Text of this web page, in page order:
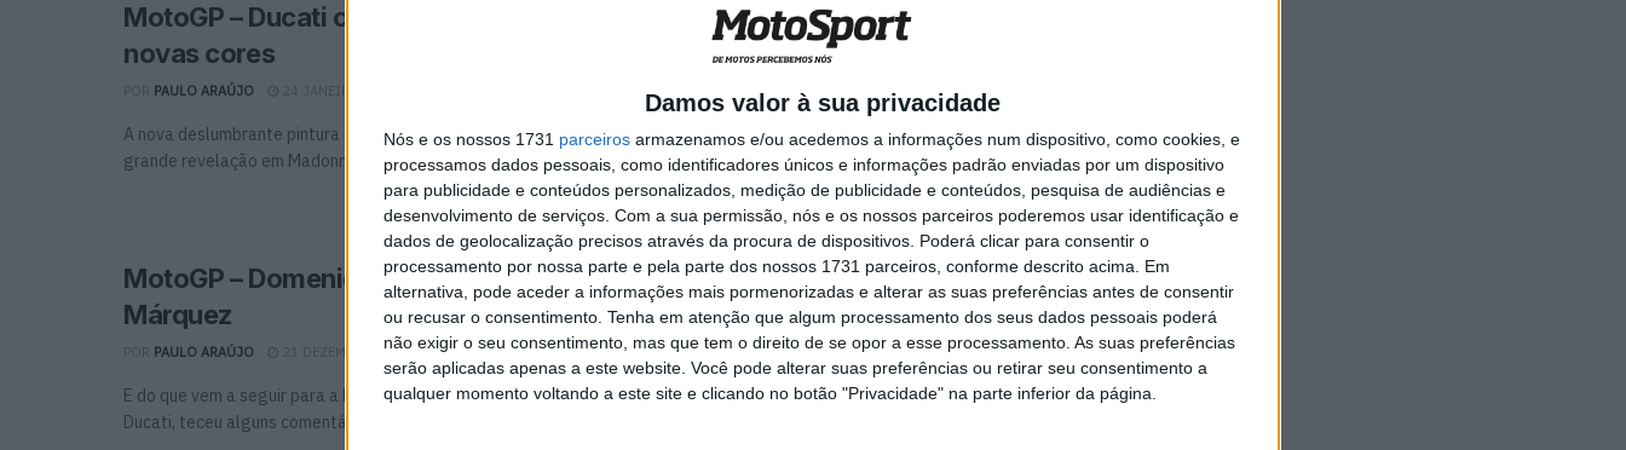
Damos valor à sua privacidade
Nós e os nossos 1731 parceiros armazenamos e/ou acedemos a informações num dispositivo, como cookies, e
processamos dados pessoais, como identificadores únicos e informações padrão enviadas por um dispositivo
para publicidade e conteúdos personalizados, medição de publicidade e conteúdos, pesquisa de audiências e
desenvolvimento de serviços. Com a sua permissão, nós e os nossos parceiros poderemos usar identificação e
dados de geolocalização precisos através da procura de dispositivos. Poderá clicar para consentir o
processamento por nossa parte e pela parte dos nossos 1731 parceiros, conforme descrito acima. Em
alternativa, pode aceder a informações mais pormenorizadas e alterar as suas preferências antes de consentir
ou recusar o consentimento. Tenha em atenção que algum processamento dos seus dados pessoais poderá
não exigir o seu consentimento, mas que tem o direito de se opor a esse processamento. As suas preferências
serão aplicadas apenas a este website. Você pode alterar suas preferências ou retirar seu consentimento a
qualquer momento voltando a este site e clicando no botão "Privacidade" na parte inferior da página.
MotoGP – Ducati celebra 100 anos com
novas cores
PAULO ARAÚJO 24 JANEIRO, 2026
A nova deslumbrante pintura da Ducati Lenovo para 2026 foi revelada! A
grande revelação em Madonna di Campiglio mostra as ...
MotoGP – Domenicali fala de renovar com
Márquez
PAULO ARAÚJO 21 DEZEMBRO, 2025 0
E do que vem a seguir para a Desmosedici Claudio Domenicali, CEO da
Ducati, teceu alguns comentários à extraordinária época ...